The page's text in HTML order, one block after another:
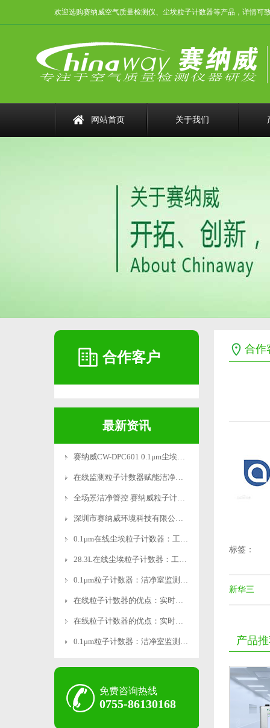
欢迎选购赛纳威空气质量检测仪、尘埃粒子计数器等产品，详情可
网站首页 关于我们
合作客户
最新资讯
赛纳威CW-DPC601 0.1μm尘埃粒子计数器获双权威认证
在线监测粒子计数器赋能洁净车间智能管控
全场景洁净管控 赛纳威粒子计数器覆盖半导体 / 锂电 / 医药 / 航空航天全行业
深圳市赛纳威环境科技有限公司携创新产品 “0.1um在线尘埃粒子计数器” 闪耀 2025 亚太洁净展
0.1μm在线尘埃粒子计数器：工业级精密监测新标杆
28.3L在线尘埃粒子计数器：工业级精准监测，智能操作
0.1μm粒子计数器：洁净室监测的精密利器
在线粒子计数器的优点：实时监测，精准高效
在线粒子计数器的优点：实时监测，精准高效
0.1μm粒子计数器：洁净室监测的精密利器
免费咨询热线
0755-86130168
合作
标签：
新华三
产品